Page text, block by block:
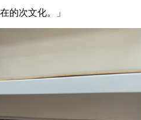
的次文化。」